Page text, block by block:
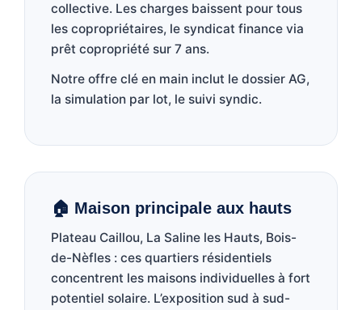
collective. Les charges baissent pour tous
les copropriétaires, le syndicat finance via
prêt copropriété sur 7 ans.
Notre offre clé en main inclut le dossier AG,
la simulation par lot, le suivi syndic.
🏠 Maison principale aux hauts
Plateau Caillou, La Saline les Hauts, Bois-
de-Nèfles : ces quartiers résidentiels
concentrent les maisons individuelles à fort
potentiel solaire. L’exposition sud à sud-